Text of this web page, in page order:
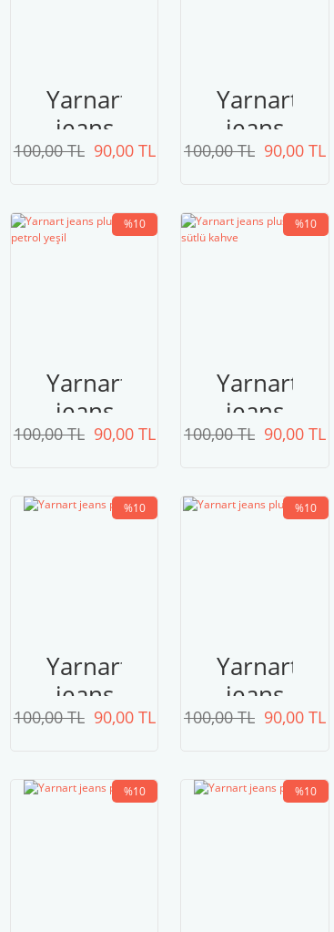
Yarnart
jeans
plus
bordo
90,00 TL
100,00 TL
Yarnart
jeans
plus90,00 TL
100,00 TL
%10
Yarnart
jeans
plus
petrol
90,00 TL
100,00 TL
%10
Yarnart
jeans
plus
sütlü
kahve
90,00 TL
100,00 TL
%10
Yarnart
jeans
plus90,00 TL
100,00 TL
%10
Yarnart
jeans
plus90,00 TL
100,00 TL
%10 %10